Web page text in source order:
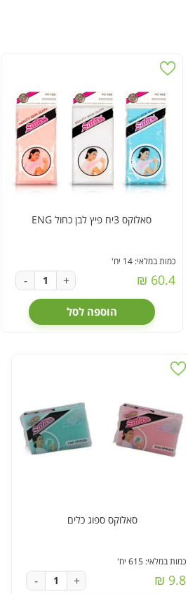
סאלוקס 3יח פיץ לבן כחול ENG
כמות במלאי: 14 יח'
60.4 ₪
- +
הוספה לסל
סאלוקס ספוג כלים
כמות במלאי: 615 יח'
9.8 ₪
- +